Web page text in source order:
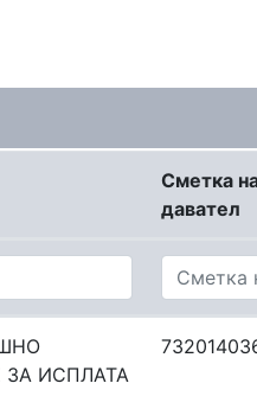
Сметка
давател
ИСПЛАТА